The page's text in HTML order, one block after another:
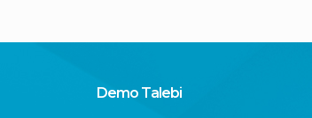
Demo Talebi